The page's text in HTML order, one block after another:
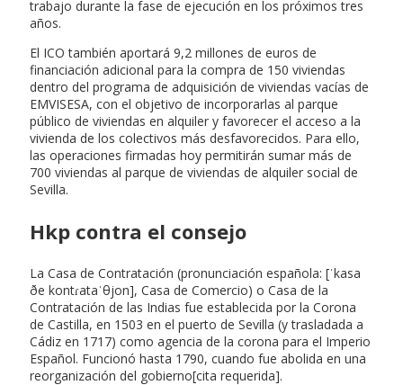
trabajo durante la fase de ejecución en los próximos tres
años.
El ICO también aportará 9,2 millones de euros de
financiación adicional para la compra de 150 viviendas
dentro del programa de adquisición de viviendas vacías de
EMVISESA, con el objetivo de incorporarlas al parque
público de viviendas en alquiler y favorecer el acceso a la
vivienda de los colectivos más desfavorecidos. Para ello,
las operaciones firmadas hoy permitirán sumar más de
700 viviendas al parque de viviendas de alquiler social de
Sevilla.
Hkp contra el consejo
La Casa de Contratación (pronunciación española: [ˈkasa
ðe kontɾataˈθjon], Casa de Comercio) o Casa de la
Contratación de las Indias fue establecida por la Corona
de Castilla, en 1503 en el puerto de Sevilla (y trasladada a
Cádiz en 1717) como agencia de la corona para el Imperio
Español. Funcionó hasta 1790, cuando fue abolida en una
reorganización del gobierno[cita requerida].